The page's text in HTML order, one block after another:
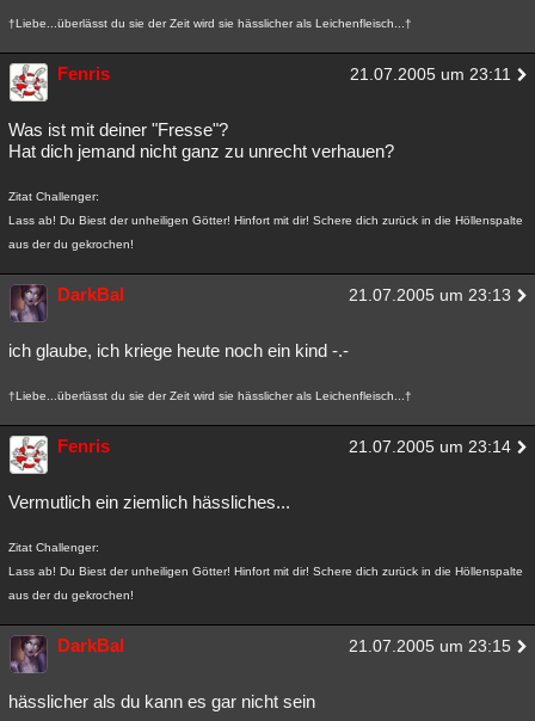
†Liebe...überlässt du sie der Zeit wird sie hässlicher als Leichenfleisch...†
Fenris 21.07.2005 um 23:11
Was ist mit deiner "Fresse"?
Hat dich jemand nicht ganz zu unrecht verhauen?
Zitat Challenger:
Lass ab! Du Biest der unheiligen Götter! Hinfort mit dir! Schere dich zurück in die Höllenspalte
aus der du gekrochen!
DarkBal 21.07.2005 um 23:13
ich glaube, ich kriege heute noch ein kind -.-
†Liebe...überlässt du sie der Zeit wird sie hässlicher als Leichenfleisch...†
Fenris 21.07.2005 um 23:14
Vermutlich ein ziemlich hässliches...
Zitat Challenger:
Lass ab! Du Biest der unheiligen Götter! Hinfort mit dir! Schere dich zurück in die Höllenspalte
aus der du gekrochen!
DarkBal 21.07.2005 um 23:15
hässlicher als du kann es gar nicht sein